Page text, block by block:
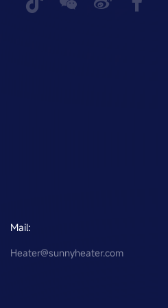
Mail:
Heater@sunnyheater.com